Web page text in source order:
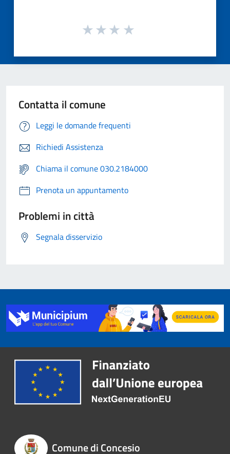
Contatta il comune
Leggi le domande frequenti
Richiedi Assistenza
Chiama il comune 030.2184000
Prenota un appuntamento
Problemi in città
Segnala disservizio
Comune di Concesio